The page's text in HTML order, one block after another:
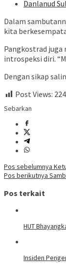
Danlanud
Dalam
kita
Pangkostrad juga
introspeksi diri.
Dengan sikap
Post Views: 224
Sebarkan
Navigasi
pos
Pos sebelumnya
Pos berikutnya
Pos terkait
HUT
Insiden